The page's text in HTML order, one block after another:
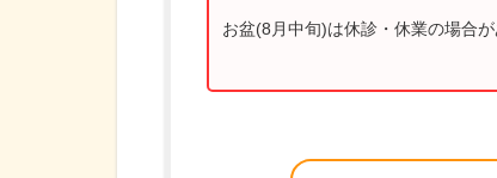
お盆(8月中旬)は休診・休業の場合